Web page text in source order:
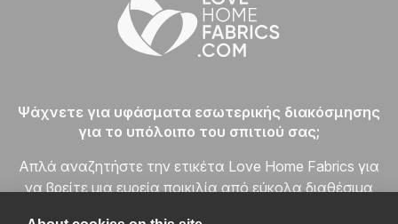
Ψάχνετε για υφάσματα εσωτερικής διακόσμησης
για το υπόλοιπο του σπιτιού σας;
Απλά αναζητήστε την ετικέτα Love Home Fabrics για
να βρείτε μια ευρεία ποικιλία από εύκολα διαθέσιμα